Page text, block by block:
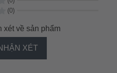
(0)
xét về sản phẩm
XÉT